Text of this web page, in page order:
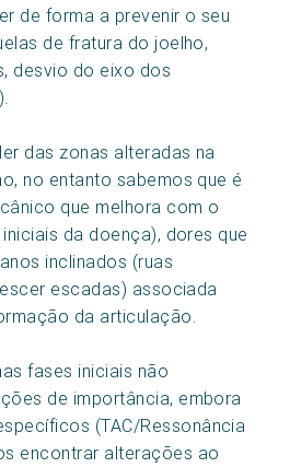
de forma a prevenir o seu
de fratura do joelho,
desvio do eixo dos
das zonas alteradas na
no entanto sabemos que é
que melhora com o
da doença), dores que
inclinados (ruas
escadas) associada
da articulação.
fases iniciais não
de importância, embora
(TAC/Ressonância
encontrar alterações ao